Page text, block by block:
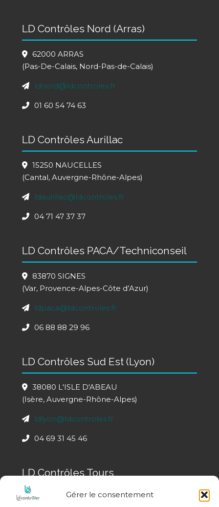
Gérer le consentement
LD Contrôles Nord (Arras)
62000 ARRAS
(Pas-De-Calais, Nord-Pas-de-Calais)
ldnord@ldcontroles.fr
01 60 54 74 63
LD Contrôles Aurillac
15250 NAUCELLES
(Cantal, Auvergne-Rhône-Alpes)
ldaurillac@ldcontroles.fr
04 71 47 37 37
LD Contrôles PACA/Techniconseil
83870 SIGNES
(Var, Provence-Alpes-Côte d’Azur)
ldpaca@ldcontroles.fr
06 88 88 29 96
LD Contrôles Sud Est (Lyon)
38080 L'ISLE D'ABEAU
(Isère, Auvergne-Rhône-Alpes)
ldlyon@ldcontroles.fr
04 69 31 45 46
LD Contrôles Tours
LD Contrôles Tours